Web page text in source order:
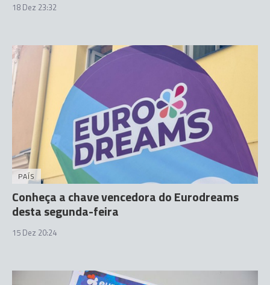
18 Dez 23:32
PAÍS
Conheça a chave vencedora do Eurodreams
desta segunda-feira
15 Dez 20:24